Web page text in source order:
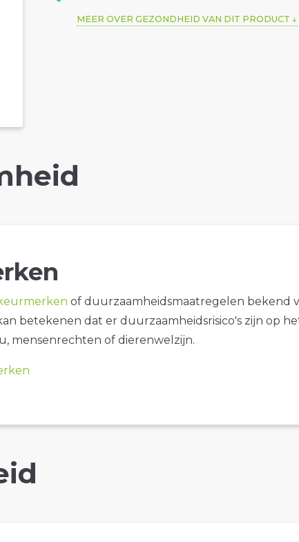
MEER OVER GEZONDHEID VAN DIT PRODUCT
of duurzaamheidsmaatregelen bekend
betekenen dat er duurzaamheidsrisico's zijn op
mensenrechten of dierenwelzijn.